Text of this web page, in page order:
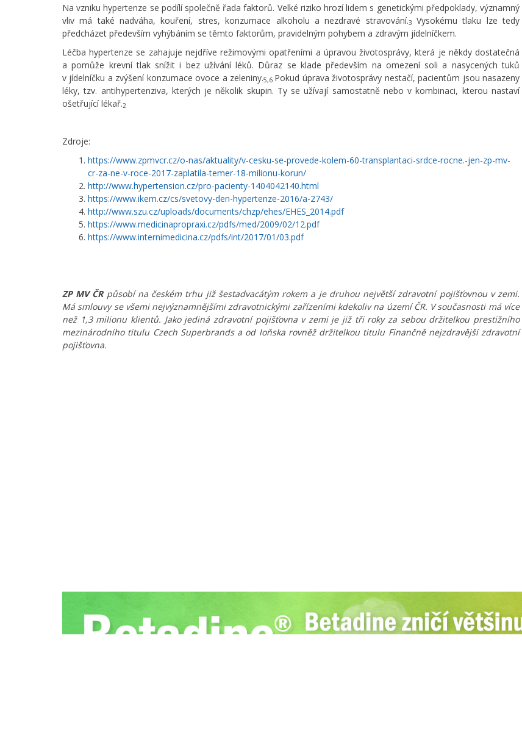
Na vzniku hypertenze se podílí společně řada faktorů. Velké riziko hrozí lidem s genetickými předpoklady, významný
vliv má také nadváha, kouření, stres, konzumace alkoholu a nezdravé stravování.3 Vysokému tlaku lze tedy
předcházet především vyhýbáním se těmto faktorům, pravidelným pohybem a zdravým jídelníčkem.
Léčba hypertenze se zahajuje nejdříve režimovými opatřeními a úpravou životosprávy, která je někdy dostatečná
a pomůže krevní tlak snížit i bez užívání léků. Důraz se klade především na omezení soli a nasycených tuků
v jídelníčku a zvýšení konzumace ovoce a zeleniny.5,6 Pokud úprava životosprávy nestačí, pacientům jsou nasazeny
léky, tzv. antihypertenziva, kterých je několik skupin. Ty se užívají samostatně nebo v kombinaci, kterou nastaví
ošetřující lékař.2
Zdroje:
https://www.zpmvcr.cz/o-nas/aktuality/v-cesku-se-provede-kolem-60-transplantaci-srdce-rocne.-jen-zp-mv-
cr-za-ne-v-roce-2017-zaplatila-temer-18-milionu-korun/
http://www.hypertension.cz/pro-pacienty-1404042140.html
https://www.ikem.cz/cs/svetovy-den-hypertenze-2016/a-2743/
http://www.szu.cz/uploads/documents/chzp/ehes/EHES_2014.pdf
https://www.medicinapropraxi.cz/pdfs/med/2009/02/12.pdf
https://www.internimedicina.cz/pdfs/int/2017/01/03.pdf
ZP MV ČRpůsobí na českém trhu již šestadvacátým rokem a je druhou největší zdravotní pojišťovnou v zemi.
Má smlouvy se všemi nejvýznamnějšími zdravotnickými zařízeními kdekoliv na území ČR. V současnosti má více
než 1,3 milionu klientů. Jako jediná zdravotní pojišťovna v zemi je již tři roky za sebou držitelkou prestižního
mezinárodního titulu Czech Superbrands a od loňska rovněž držitelkou titulu Finančně nejzdravější zdravotní
pojišťovna.